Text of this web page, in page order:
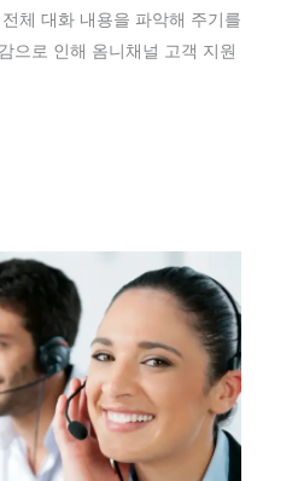
체 대화 내용을 파악해 주기를
으로 인해 옴니채널 고객 지원